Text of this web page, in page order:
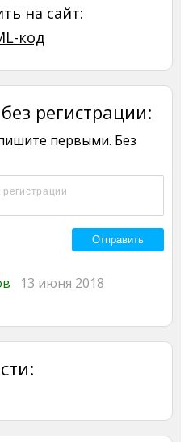
на сайт:
код
регистрации:
первыми. Без
13 июня 2018